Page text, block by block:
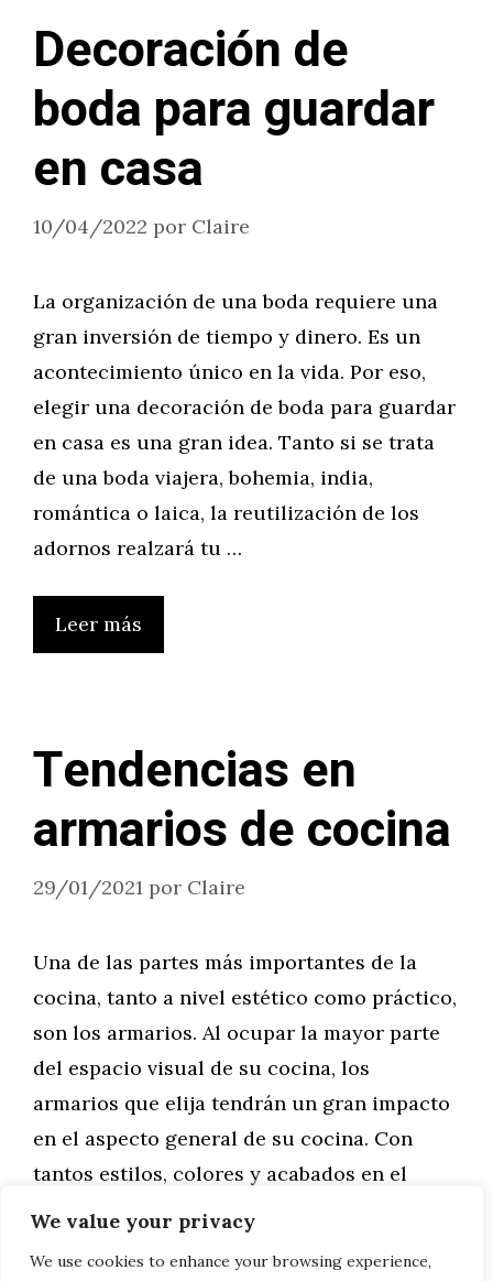
We value your privacy
We use cookies to enhance your browsing experience,
Decoración de
boda para guardar
en casa
10/04/2022 por Claire
La organización de una boda requiere una
gran inversión de tiempo y dinero. Es un
acontecimiento único en la vida. Por eso,
elegir una decoración de boda para guardar
en casa es una gran idea. Tanto si se trata
de una boda viajera, bohemia, india,
romántica o laica, la reutilización de los
adornos realzará tu …
Leer más
Tendencias en
armarios de cocina
29/01/2021 por Claire
Una de las partes más importantes de la
cocina, tanto a nivel estético como práctico,
son los armarios. Al ocupar la mayor parte
del espacio visual de su cocina, los
armarios que elija tendrán un gran impacto
en el aspecto general de su cocina. Con
tantos estilos, colores y acabados en el
mercado, puede ser …